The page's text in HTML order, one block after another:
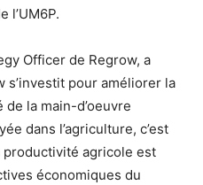
l’UM6P.
Officer de Regrow, a
s’investit pour améliorer la
la main-d’oeuvre
dans l’agriculture, c’est
agricole est
économiques du